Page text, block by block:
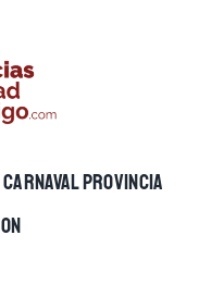
CARNAVALPROVINCIA